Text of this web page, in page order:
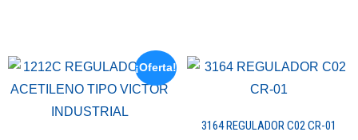
¡Oferta!
3164 REGULADOR C02 CR-01